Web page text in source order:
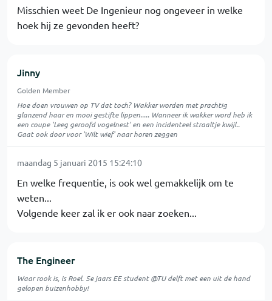
Misschien weet De Ingenieur nog ongeveer in welke
hoek hij ze gevonden heeft?
Jinny
Golden Member
Hoe doen vrouwen op TV dat toch? Wakker worden met prachtig
glanzend haar en mooi gestifte lippen..... Wanneer ik wakker word heb ik
een coupe 'Leeg geroofd vogelnest' en een incidenteel straaltje kwijl..
Gaat ook door voor 'Wilt wief' naar horen zeggen
maandag 5 januari 2015 15:24:10
En welke frequentie, is ook wel gemakkelijk om te
weten...
Volgende keer zal ik er ook naar zoeken...
The Engineer
Waar rook is, is Roel. 5e jaars EE student @TU delft met een uit de hand
gelopen buizenhobby!